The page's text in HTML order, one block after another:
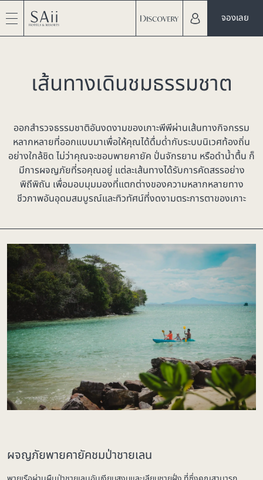
จองเลย
เส้นทางเดินชมธรรมชาต
ออกสำรวจธรรมชาติอันงดงามของเกาะพีพีผ่านเส้นทางกิจกรรม
หลากหลายที่ออกแบบมาเพื่อให้คุณได้ดื่มด่ำกับระบบนิเวศท้องถิ่น
อย่างใกล้ชิด ไม่ว่าคุณจะชอบพายคายัค ปั่นจักรยาน หรือดำน้ำตื้น ก็
มีการผจญภัยที่รอคุณอยู่ แต่ละเส้นทางได้รับการคัดสรรอย่าง
พิถีพิถัน เพื่อมอบมุมมองที่แตกต่างของความหลากหลายทาง
ชีวภาพอันอุดมสมบูรณ์และทิวทัศน์ที่งดงามตระการตาของเกาะ
ผจญภัยพายคายัคชมป่าชายเลน